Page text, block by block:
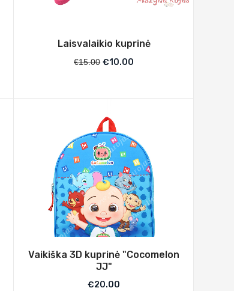
Laisvalaikio kuprinė
€15.00 €10.00
Vaikiška 3D kuprinė "Cocomelon
JJ"
€20.00